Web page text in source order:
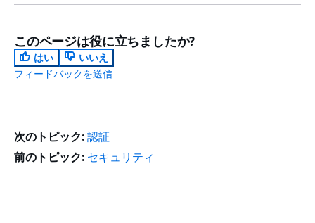
このページは役に立ちましたか?
はい
いいえ
フィードバックを送信
次のトピック: 認証
前のトピック: セキュリティ